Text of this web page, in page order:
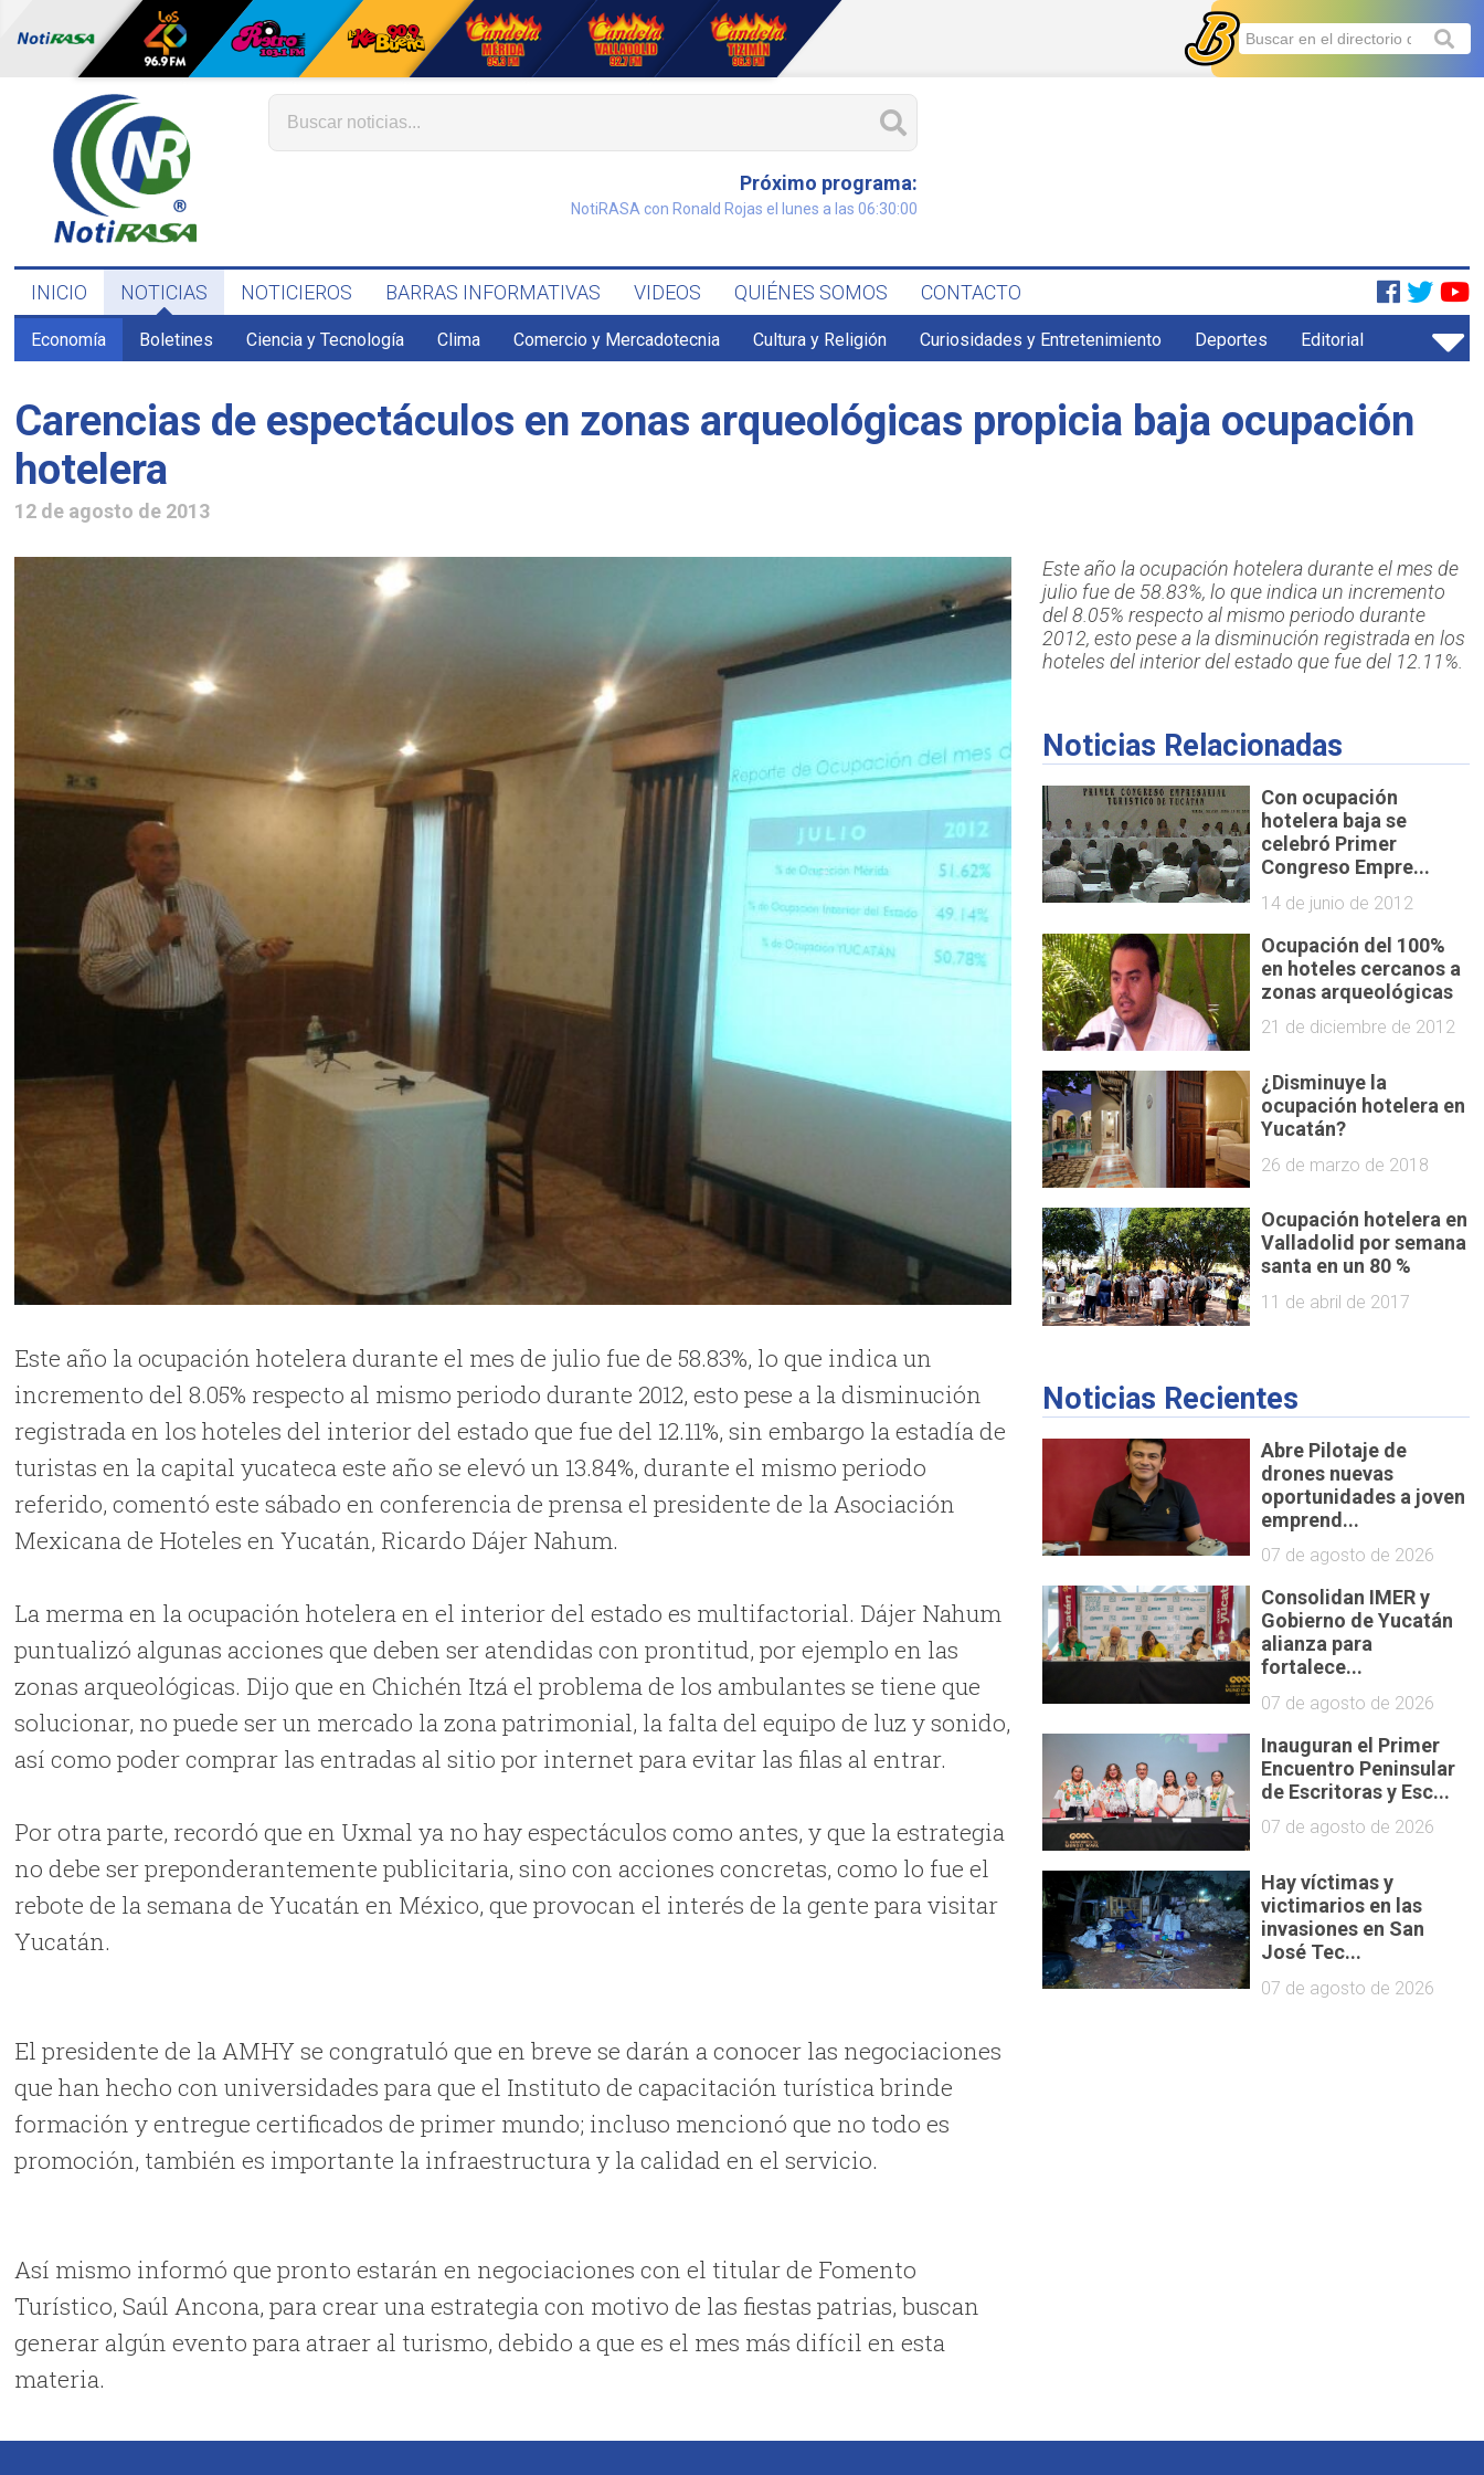
Próximo programa:
NotiRASA con Ronald Rojas el lunes a las 06:30:00
INICIO NOTICIAS NOTICIEROS BARRAS INFORMATIVAS VIDEOS QUIÉNES SOMOS CONTACTO
Economía Boletines Ciencia y Tecnología Clima Comercio y Mercadotecnia Cultura y Religión Curiosidades y Entretenimiento Deportes Editorial
Carencias de espectáculos en zonas arqueológicas propicia baja ocupación
12 de agosto de 2013
Este año la ocupación hotelera durante el mes de julio fue de 58.83%, lo que indica un
incremento del 8.05% respecto al mismo periodo durante 2012, esto pese a la disminución
registrada en los hoteles del interior del estado que fue del 12.11%, sin embargo la estadía de
turistas en la capital yucateca este año se elevó un 13.84%, durante el mismo periodo
referido, comentó este sábado en conferencia de prensa el presidente de la Asociación
Mexicana de Hoteles en Yucatán, Ricardo Dájer Nahum.
La merma en la ocupación hotelera en el interior del estado es multifactorial. Dájer Nahum
puntualizó algunas acciones que deben ser atendidas con prontitud, por ejemplo en las
zonas arqueológicas. Dijo que en Chichén Itzá el problema de los ambulantes se tiene que
solucionar, no puede ser un mercado la zona patrimonial, la falta del equipo de luz y sonido,
así como poder comprar las entradas al sitio por internet para evitar las filas al entrar.
Por otra parte, recordó que en Uxmal ya no hay espectáculos como antes, y que la estrategia
no debe ser preponderantemente publicitaria, sino con acciones concretas, como lo fue el
rebote de la semana de Yucatán en México, que provocan el interés de la gente para visitar
Yucatán.
El presidente de la AMHY se congratuló que en breve se darán a conocer las negociaciones
que han hecho con universidades para que el Instituto de capacitación turística brinde
formación y entregue certificados de primer mundo; incluso mencionó que no todo es
promoción, también es importante la infraestructura y la calidad en el servicio.
Así mismo informó que pronto estarán en negociaciones con el titular de Fomento
Turístico, Saúl Ancona, para crear una estrategia con motivo de las fiestas patrias, buscan
generar algún evento para atraer al turismo, debido a que es el mes más difícil en esta
materia.
Este año la ocupación hotelera durante el mes de
julio fue de 58.83%, lo que indica un incremento
del 8.05% respecto al mismo periodo durante
2012, esto pese a la disminución registrada en los
hoteles del interior del estado que fue del 12.11%.
Noticias Relacionadas
Con ocupación
hotelera baja se
celebró Primer
Congreso Empre...
14 de junio de 2012
Ocupación del 100%
en hoteles cercanos a
zonas arqueológicas
21 de diciembre de 2012
¿Disminuye la
ocupación hotelera en
Yucatán?
26 de marzo de 2018
Ocupación hotelera en
Valladolid por semana
santa en un 80 %
11 de abril de 2017
Noticias Recientes
Abre Pilotaje de
drones nuevas
oportunidades a joven
emprend...
07 de agosto de 2026
Consolidan IMER y
Gobierno de Yucatán
alianza para
fortalece...
07 de agosto de 2026
Inauguran el Primer
Encuentro Peninsular
de Escritoras y Esc...
07 de agosto de 2026
Hay víctimas y
victimarios en las
invasiones en San
José Tec...
07 de agosto de 2026